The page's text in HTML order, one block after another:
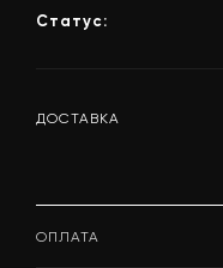
Статус:
ДОСТАВКА
ОПЛАТА